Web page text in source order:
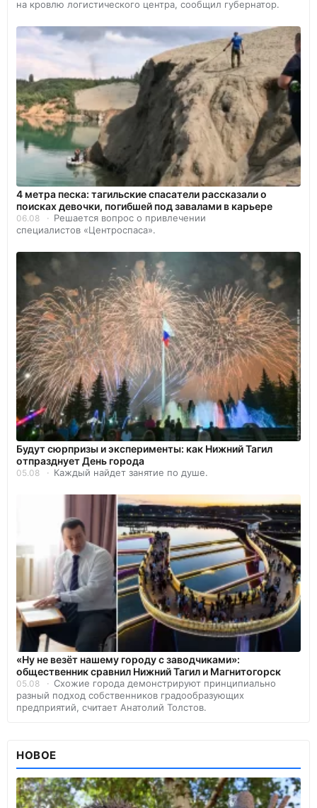
на кровлю логистического центра, сообщил губернатор.
4 метра песка: тагильские спасатели рассказали о
поисках девочки, погибшей под завалами в карьере
06.08
Решается вопрос о привлечении
специалистов «Центроспаса».
Будут сюрпризы и эксперименты: как Нижний Тагил
отпразднует День города
05.08 Каждый найдет занятие по душе.
«Ну не везёт нашему городу с заводчиками»:
общественник сравнил Нижний Тагил и Магнитогорск
05.08
Схожие города демонстрируют принципиально
разный подход собственников градообразующих
предприятий, считает Анатолий Толстов.
НОВОЕ